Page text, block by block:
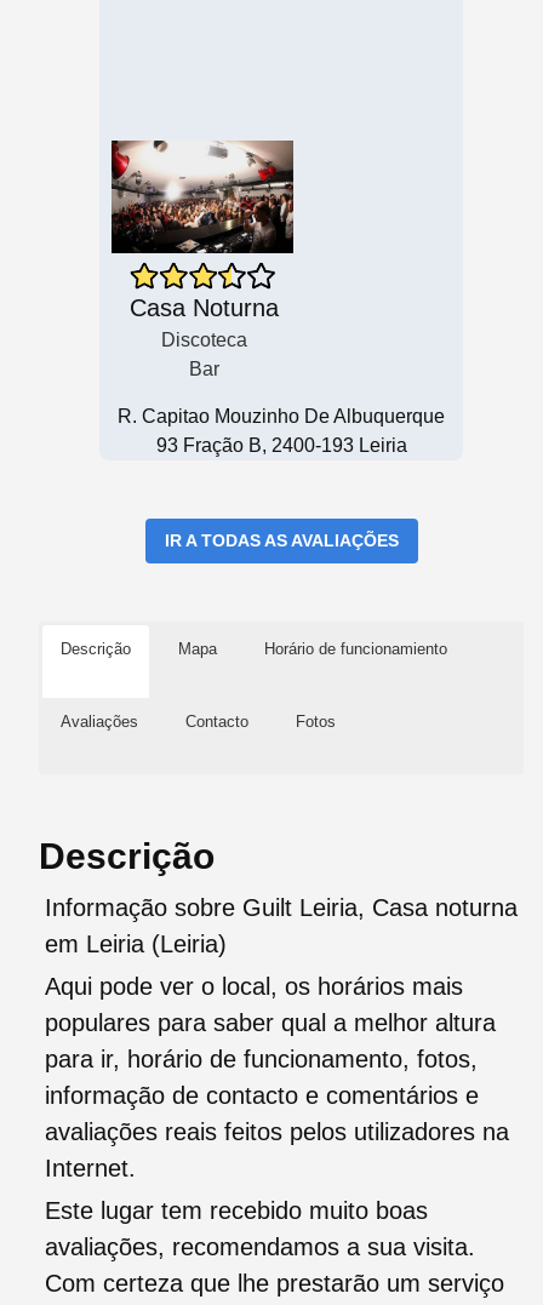
Casa Noturna
Discoteca
Bar
R. Capitao Mouzinho De Albuquerque
93 Fração B, 2400-193 Leiria
IR A TODAS AS AVALIAÇÕES
Descrição Mapa Horário de funcionamiento
Avaliações Contacto Fotos
Descrição
Informação sobre Guilt Leiria, Casa noturna
em Leiria (Leiria)
Aqui pode ver o local, os horários mais
populares para saber qual a melhor altura
para ir, horário de funcionamento, fotos,
informação de contacto e comentários e
avaliações reais feitos pelos utilizadores na
Internet.
Este lugar tem recebido muito boas
avaliações, recomendamos a sua visita.
Com certeza que lhe prestarão um serviço